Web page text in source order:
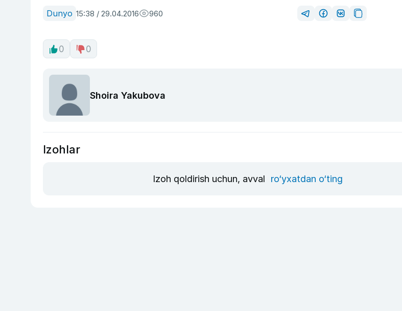
Dunyo 15:38 / 29.04.2016 960
0 0
Shoira Yakubova
Izohlar
Izoh qoldirish uchun, avval ro‘yxatdan o‘ting